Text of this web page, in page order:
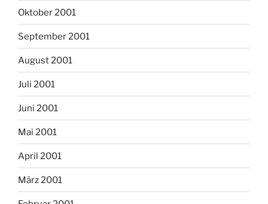
Oktober 2001
September 2001
August 2001
Juli 2001
Juni 2001
Mai 2001
April 2001
März 2001